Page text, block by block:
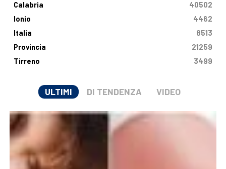
Calabria
40502
Ionio
4462
Italia
8513
Provincia
21259
Tirreno
3499
ULTIMI DI TENDENZA VIDEO